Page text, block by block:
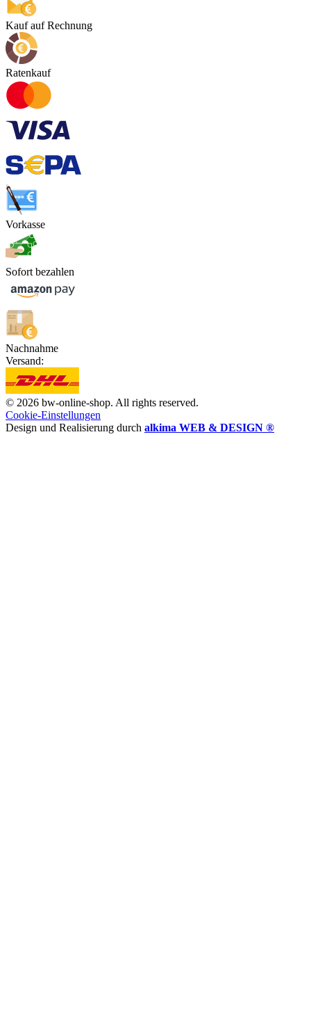
Kauf auf Rechnung
Ratenkauf
Vorkasse
Sofort bezahlen
Nachnahme
Versand:
© 2026 bw-online-shop. All rights reserved.
Cookie-Einstellungen
Design und Realisierung durch alkima WEB & DESIGN ®